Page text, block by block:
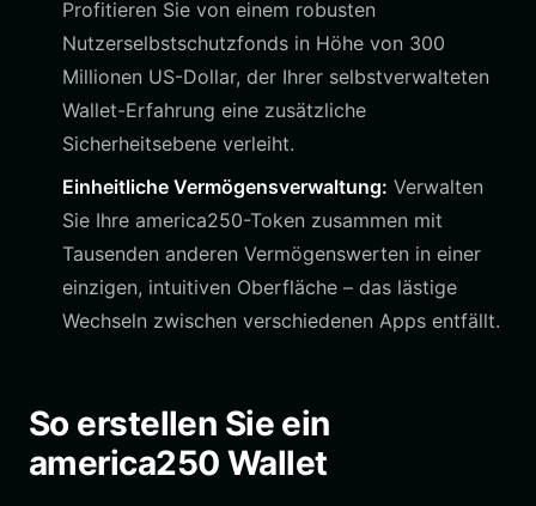
Profitieren Sie von einem robusten
Nutzerselbstschutzfonds in Höhe von 300
Millionen US-Dollar, der Ihrer selbstverwalteten
Wallet-Erfahrung eine zusätzliche
Sicherheitsebene verleiht.
Einheitliche Vermögensverwaltung: Verwalten
Sie Ihre america250-Token zusammen mit
Tausenden anderen Vermögenswerten in einer
einzigen, intuitiven Oberfläche – das lästige
Wechseln zwischen verschiedenen Apps entfällt.
So erstellen Sie ein
america250 Wallet